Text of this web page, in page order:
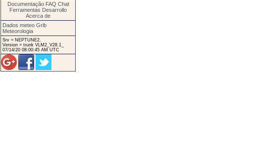
Documentação FAQ Chat
Ferramentas Desarrollo
Acerca de
Dados meteo Grib
Meteorologia
Srv = NEPTUNE2.
Version = trunk VLM2_V28.1_
07/14/20 08:00:45 AM UTC